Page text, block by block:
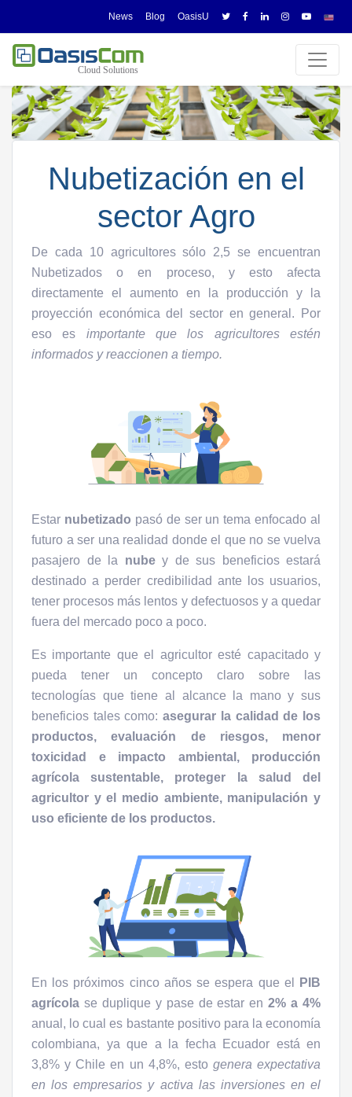
News Blog OasisU
Nubetización en el
sector Agro
De cada 10 agricultores sólo 2,5 se encuentran
Nubetizados o en proceso, y esto afecta
directamente el aumento en la producción y la
proyección económica del sector en general. Por
eso es importante que los agricultores estén
informados y reaccionen a tiempo.
Estar nubetizado pasó de ser un tema enfocado al
futuro a ser una realidad donde el que no se vuelva
pasajero de la nubey de sus beneficios estará
destinado a perder credibilidad ante los usuarios,
tener procesos más lentos y defectuosos y a quedar
fuera del mercado poco a poco.
Es importante que el agricultor esté capacitado y
pueda tener un concepto claro sobre las
tecnologías que tiene al alcance la mano y sus
beneficios tales como:asegurar la calidad de los
productos, evaluación de riesgos, menor
toxicidad e impacto ambiental, producción
agrícola sustentable, proteger la salud del
agricultor y el medio ambiente, manipulación y
uso eficiente de los productos.
En los próximos cinco años se espera que el
PIB
agrícola se duplique y pase de estar en2% a 4%
anual, lo cual es bastante positivo para la economía
colombiana, ya que a la fecha Ecuador está en
3,8% y Chile en un 4,8%, esto genera expectativa
en los empresarios y activa las inversiones en el